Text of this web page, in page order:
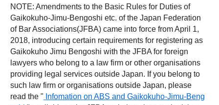
NOTE: Amendments to the Basic Rules for Duties of
Gaikokuho-Jimu-Bengoshi etc. of the Japan Federation
of Bar Associations(JFBA) came into force from April 1,
2018, introducing certain requirements for registering as
Gaikokuho Jimu Bengoshi with the JFBA for foreign
lawyers who belong to a law firm or other organisations
providing legal services outside Japan. If you belong to
such law firm or organisations outside Japan, please
read the " Infomation on ABS and Gaikokuho-Jimu-Beng